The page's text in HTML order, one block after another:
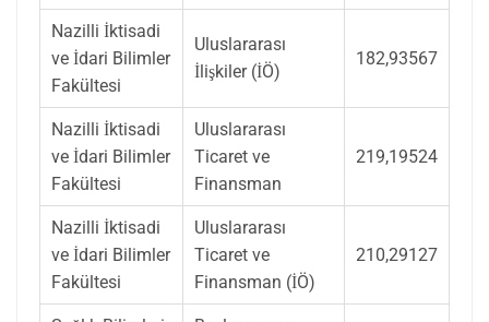
Nazilli İktisadi
ve İdari Bilimler
Fakültesi
Uluslararası
İlişkiler (İÖ)
182,93567
Nazilli İktisadi
ve İdari Bilimler
Fakültesi
Uluslararası
Ticaret ve
Finansman
219,19524
Nazilli İktisadi
ve İdari Bilimler
Fakültesi
Uluslararası
Ticaret ve
Finansman (İÖ)
210,29127